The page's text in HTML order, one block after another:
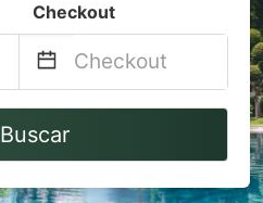
Checkout
Navigate
to
Buscar